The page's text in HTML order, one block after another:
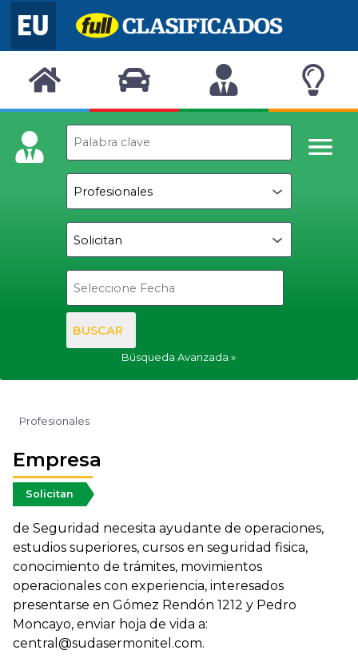
BUSCAR
Búsqueda Avanzada
Profesionales
Empresa
Solicitan
de Seguridad necesita ayudante de operaciones,
estudios superiores, cursos en seguridad fisica,
conocimiento de trámites, movimientos
operacionales con experiencia, interesados
presentarse en Gómez Rendón 1212 y Pedro
Moncayo, enviar hoja de vida a:
central@sudasermonitel.com.